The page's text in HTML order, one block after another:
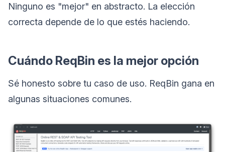
Ninguno es "mejor" en abstracto. La elección
correcta depende de lo que estés haciendo.
Cuándo ReqBin es la mejor opción
Sé honesto sobre tu caso de uso. ReqBin gana en
algunas situaciones comunes.